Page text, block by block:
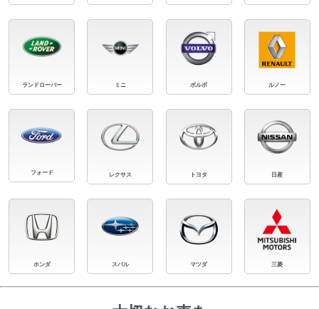
ランドローバー ミニ ボルボ ルノー
フォード レクサス トヨタ 日産
ホンダ スバル マツダ 三菱